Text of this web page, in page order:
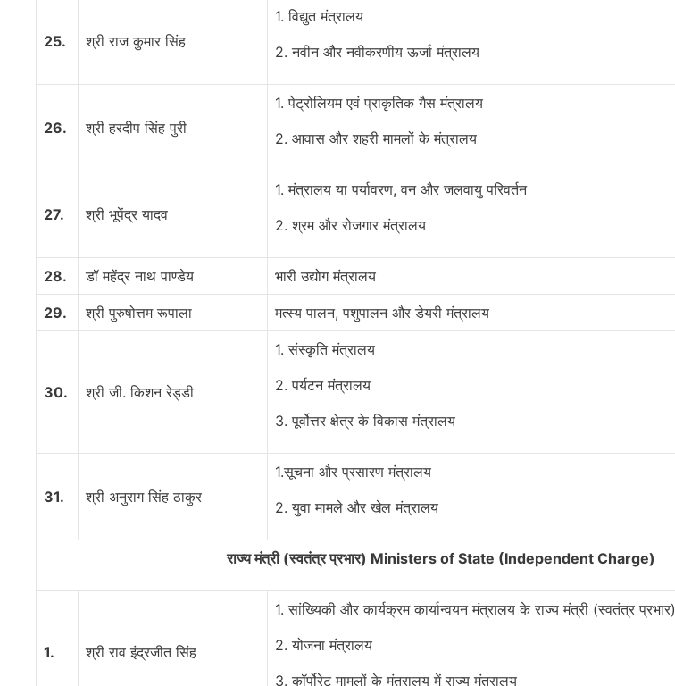
25. श्री राज कुमार सिंह
1. विद्युत मंत्रालय
2. नवीन और नवीकरणीय ऊर्जा मंत्रालय
26. श्री हरदीप सिंह पुरी
1. पेट्रोलियम एवं प्राकृतिक गैस मंत्रालय
2. आवास और शहरी मामलों के मंत्रालय
27. श्री भूपेंद्र यादव
1. मंत्रालय या पर्यावरण, वन और जलवायु परिवर्तन
2. श्रम और रोजगार मंत्रालय
28. डॉ महेंद्र नाथ पाण्डेय भारी उद्योग मंत्रालय
29. श्री पुरुषोत्तम रूपाला मत्स्य पालन, पशुपालन और डेयरी मंत्रालय
30. श्री जी. किशन रेड्डी
1. संस्कृति मंत्रालय
2. पर्यटन मंत्रालय
3. पूर्वोत्तर क्षेत्र के विकास मंत्रालय
31. श्री अनुराग सिंह ठाकुर
1.सूचना और प्रसारण मंत्रालय
2. युवा मामले और खेल मंत्रालय
राज्य मंत्री (स्वतंत्र प्रभार) Ministers of State (Independent Charge)
1. श्री राव इंद्रजीत सिंह
1. सांख्यिकी और कार्यक्रम कार्यान्वयन मंत्रालय के राज्य मंत्री (स्वतंत्र प्रभार)
2. योजना मंत्रालय
3. कॉर्पोरेट मामलों के मंत्रालय में राज्य मंत्रालय